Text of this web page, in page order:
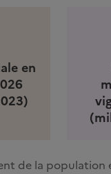
en
de la population